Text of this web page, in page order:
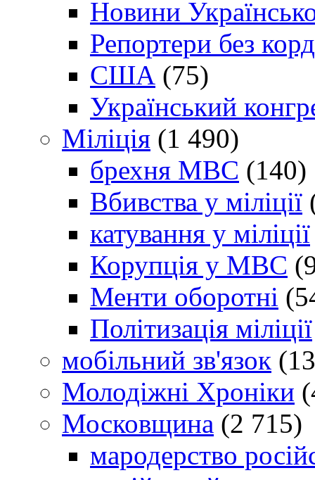
Новини
Репортери без
США (75)
Український
Міліція (1 490)
брехня МВС (140)
Вбивства у міліції
катування у міліції
Корупція у МВС
Менти оборотні
Політизація міліції
мобільний зв'язок
Молодіжні Хроніки
Московщина (2 715)
мародерство